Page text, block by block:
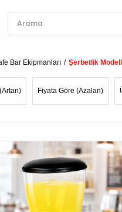
Bar Ekipmanları Şerbetlik
Fiyata Göre (Azalan)